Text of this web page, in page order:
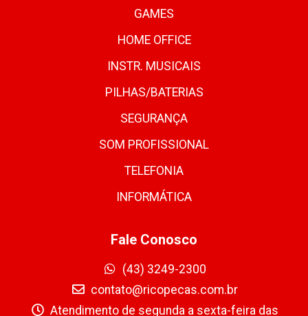
GAMES
HOME OFFICE
INSTR. MUSICAIS
PILHAS/BATERIAS
SEGURANÇA
SOM PROFISSIONAL
TELEFONIA
INFORMÁTICA
Fale Conosco
(43) 3249-2300
contato@ricopecas.com.br
Atendimento de segunda a sexta-feira das